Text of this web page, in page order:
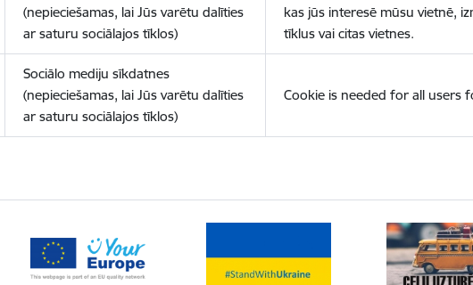
(nepieciešamas, lai Jūs varētu dalīties
ar saturu sociālajos tīklos)
kas jūs interesē mūsu vietnē,
tīklus vai citas vietnes.
Sociālo mediju sīkdatnes
(nepieciešamas, lai Jūs varētu dalīties
ar saturu sociālajos tīklos)
Cookie is needed for all users